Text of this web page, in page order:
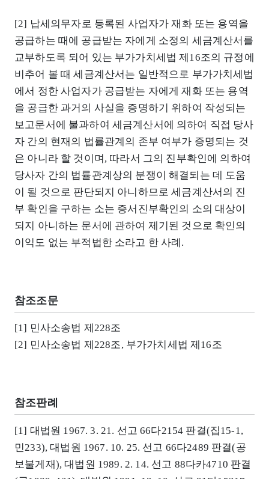
[2] 납세의무자로 등록된 사업자가 재화 또는 용역을
공급하는 때에 공급받는 자에게 소정의 세금계산서를
교부하도록 되어 있는 부가가치세법 제16조의 규정에
비추어 볼 때 세금계산서는 일반적으로 부가가치세법
에서 정한 사업자가 공급받는 자에게 재화 또는 용역
을 공급한 과거의 사실을 증명하기 위하여 작성되는
보고문서에 불과하여 세금계산서에 의하여 직접 당사
자 간의 현재의 법률관계의 존부 여부가 증명되는 것
은 아니라 할 것이며, 따라서 그의 진부확인에 의하여
당사자 간의 법률관계상의 분쟁이 해결되는 데 도움
이 될 것으로 판단되지 아니하므로 세금계산서의 진
부 확인을 구하는 소는 증서진부확인의 소의 대상이
되지 아니하는 문서에 관하여 제기된 것으로 확인의
이익도 없는 부적법한 소라고 한 사례.
참조조문
[1] 민사소송법 제228조
[2] 민사소송법 제228조, 부가가치세법 제16조
참조판례
[1] 대법원 1967. 3. 21. 선고 66다2154 판결(집15-1,
민233), 대법원 1967. 10. 25. 선고 66다2489 판결(공
보불게재), 대법원 1989. 2. 14. 선고 88다카4710 판결